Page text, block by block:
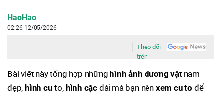
HaoHao
02:26 12/05/2026
Theo dõi
trên
Bài viết này tổng hợp những hình ảnh dương vậtnam
đẹp, hình cu to, hình cặc dài mà bạn nên xem cu to để